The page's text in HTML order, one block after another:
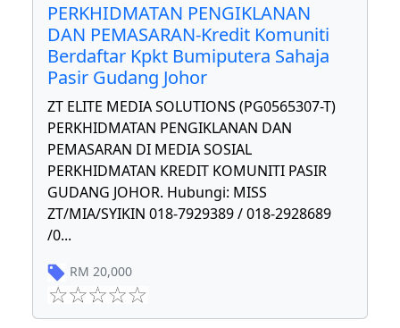
PERKHIDMATAN PENGIKLANAN
DAN PEMASARAN-Kredit Komuniti
Berdaftar Kpkt Bumiputera Sahaja
Pasir Gudang Johor
ZT ELITE MEDIA SOLUTIONS (PG0565307-T)
PERKHIDMATAN PENGIKLANAN DAN
PEMASARAN DI MEDIA SOSIAL
PERKHIDMATAN KREDIT KOMUNITI PASIR
GUDANG JOHOR. Hubungi: MISS
ZT/MIA/SYIKIN 018-7929389 / 018-2928689
/0...
RM 20,000